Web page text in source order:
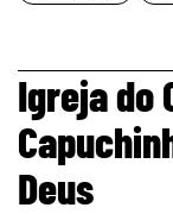
page
Igreja do
Deus